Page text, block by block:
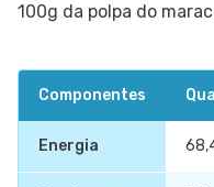
100g da polpa do
Componentes
Energia